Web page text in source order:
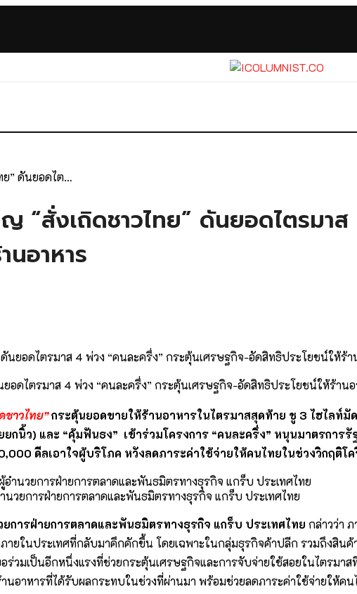
ย” ดันยอดไต…
“สั่งเถิดชาวไทย” ดันยอดไตรมา
นอาหาร
อดไตรมาส 4 พ่วง “คนละครึ่ง” กระตุ้นเศรษฐกิจ-อัดสิทธิประโยชน์ให้ร้าน
ชาวไทย”กระตุ้นยอดขายให้ร้านอาหารในไตรมาสสุดท้าย ชู 3 ไฮไลท์
ยกนิ้ว) และ “คุ้มฟันธง” เข้าร่วมโครงการ “คนละครึ่ง” หนุนมาตรก
ดีลเอาใจผู้บริโภค หวังลดภาระค่าใช้จ่ายให้คนไทยในช่วงวิกฤติโค
วยการฝ่ายการตลาดและพันธมิตรทางธุรกิจ แกร็บ ประเทศไทย
การฝ่ายการตลาดและพันธมิตรทางธุรกิจ แกร็บ ประเทศไทย กล่าวว่า
ายในประเทศที่กลับมาคึกคักขึ้น โดยเฉพาะในกลุ่มธุรกิจค้าปลีก รวมถึงสิน
ร่วมเป็นอีกหนึ่งแรงที่ช่วยกระตุ้นเศรษฐกิจและการจับจ่ายใช้สอยในไตรมา
อาหารที่ได้รับผลกระทบในช่วงที่ผ่านมา พร้อมช่วยลดภาระค่าใช้จ่ายให้ค